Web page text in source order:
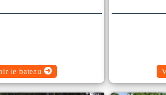
le bateau